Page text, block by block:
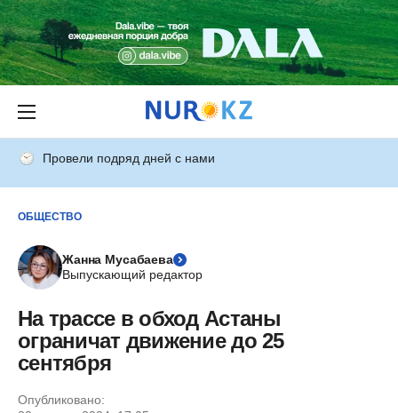
Провели подряд дней с нами
ОБЩЕСТВО
Жанна Мусабаева
Выпускающий редактор
На трассе в обход Астаны
ограничат движение до 25
сентября
Опубликовано: